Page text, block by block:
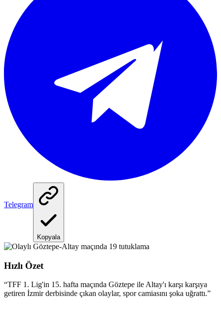
Telegram
Kopyala
Hızlı Özet
“TFF 1. Lig'in 15. hafta maçında Göztepe ile Altay'ı karşı karşıya
getiren İzmir derbisinde çıkan olaylar, spor camiasını şoka uğrattı.”